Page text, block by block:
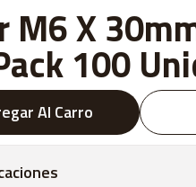
M6 X
100
Al Carro